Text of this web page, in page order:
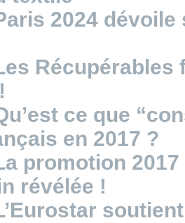
2024
Récupérables
ce que
en 2017 ?
promotion
révélée !